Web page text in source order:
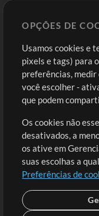
Comprar Créditos
Conteúdo Grátis
Solicite uma Música
Extras
Sessões
Envie seu conteúdo
Playlist
MT Conference
OPÇÕES DE
Usamos cookies e
pixels e tags) para
preferências, medir
você escolher -
que podem
Os cookies não
desativados, a
os ative em
suas escolhas a
Preferências de